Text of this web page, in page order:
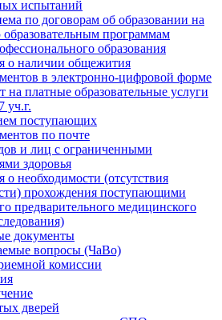
испытаний
по договорам об образовании на
образовательным программам
образования
о наличии общежития
в электронно-цифровой форме
на платные образовательные услуги
уч.г.
поступающих
по почте
и лиц с ограниченными
здоровья
необходимости (отсутствия
прохождения поступающими
предварительного медицинского
документы
вопросы (ЧаВо)
комиссии
дверей